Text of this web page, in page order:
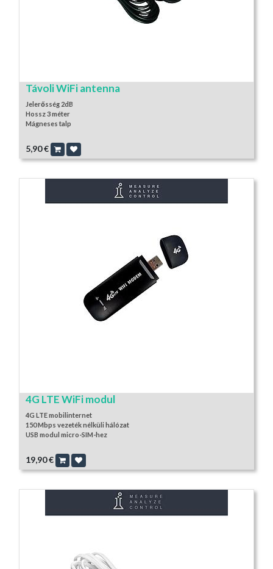
Távoli WiFi antenna
Jelerősség 2dB
Hossz 3 méter
Mágneses talp
5,90€
4G LTE WiFi modul
4G LTE mobilinternet
150 Mbps vezeték nélküli hálózat
USB modul micro-SIM-hez
19,90€